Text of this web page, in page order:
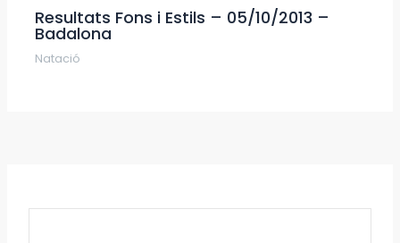
Resultats Fons i Estils – 05/10/2013 –
Badalona
Natació